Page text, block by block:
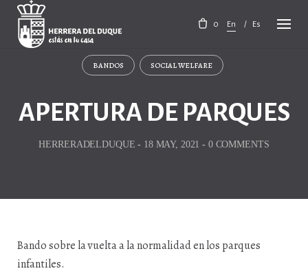
Skip
content
0 En Es
BANDOS SOCIAL WELFARE
APERTURA DE PARQUES
HERRERADELDUQUE- 18 MAY, 2021- 0 COMMENTS
Bando sobre la vuelta a la normalidad en los parques
infantiles.